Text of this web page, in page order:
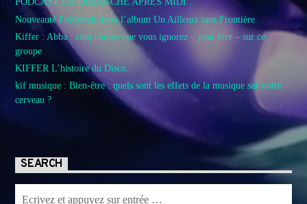
Nouveauté Frédérick Arno l’album Un Ailleurs sans Frontière.
Kiffer : Abba : cinq choses que vous ignorez – peut-être – sur ce
groupe
KIFFER L’histoire du Disco.
kif musique : Bien-être : quels sont les effets de la musique sur notre
cerveau ?
SEARCH